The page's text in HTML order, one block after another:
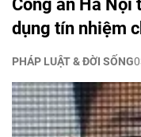
Công an Hà
dụng tín nhiệm
PHÁP LUẬT & ĐỜI SỐNG